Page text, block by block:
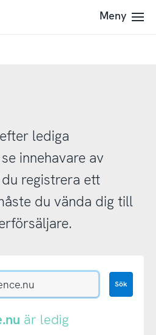
Meny
lediga
innehavare av
registrera ett
du vända dig till
Sök
är ledig